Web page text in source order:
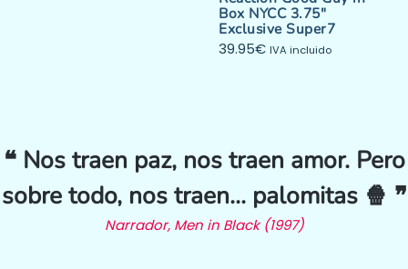
Box NYCC 3.75″
Exclusive Super7
39.95€ IVA incluido
❝ Nos traen paz, nos traen amor. Pero
sobre todo, nos traen… palomitas 🍿 ❞
Narrador, Men in Black (1997)